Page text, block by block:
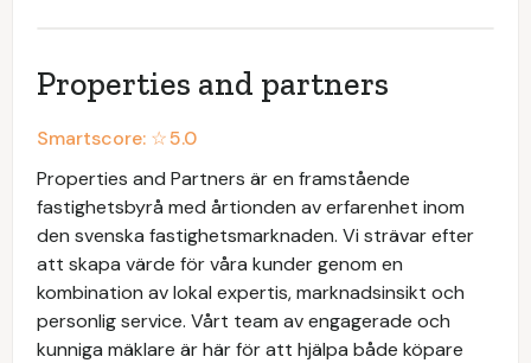
Properties and partners
Smartscore: ☆5.0
Properties and Partners är en framstående
fastighetsbyrå med årtionden av erfarenhet inom
den svenska fastighetsmarknaden. Vi strävar efter
att skapa värde för våra kunder genom en
kombination av lokal expertis, marknadsinsikt och
personlig service. Vårt team av engagerade och
kunniga mäklare är här för att hjälpa både köpare